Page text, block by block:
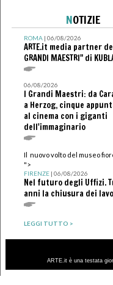
NOTIZIE
ROMA| 06/08/2026
ARTE.it media partner
GRANDI MAESTRI" di
06/08/2026
I Grandi Maestri: da
a Herzog, cinque
al cinema con i giganti
dell'immaginario
Il nuovo volto del museo
">
FIRENZE| 06/08/2026
Nel futuro degli Uffizi.
anni la chiusura dei
LEGGI TUTTO >
ARTE.it è una testata